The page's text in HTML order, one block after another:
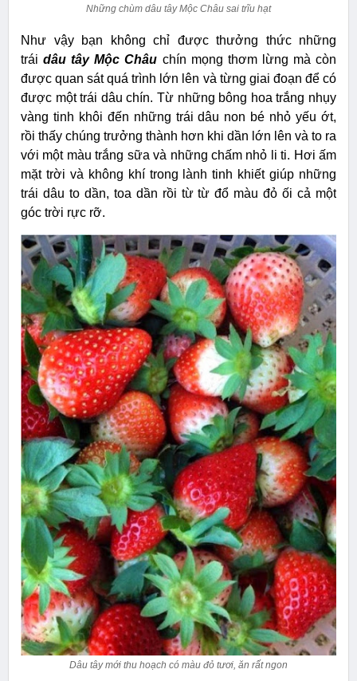
Những chùm dâu tây Mộc Châu sai trĩu hạt
Như vậy bạn không chỉ được thưởng thức những
tráidâu tây Mộc Châu chín mọng thơm lừng mà còn
được quan sát quá trình lớn lên và từng giai đoạn để có
được một trái dâu chín. Từ những bông hoa trắng nhụy
vàng tinh khôi đến những trái dâu non bé nhỏ yếu ớt,
rồi thấy chúng trưởng thành hơn khi dần lớn lên và to ra
với một màu trắng sữa và những chấm nhỏ li ti. Hơi ấm
mặt trời và không khí trong lành tinh khiết giúp những
trái dâu to dần, toa dần rồi từ từ đổ màu đỏ ối cả một
góc trời rực rỡ.
Dâu tây mới thu hoạch có màu đỏ tươi, ăn rất ngon